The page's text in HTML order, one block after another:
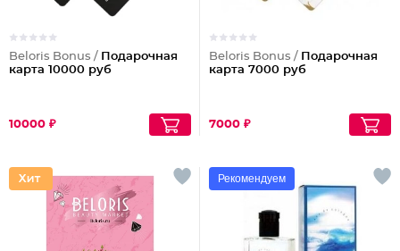
Beloris Bonus / Подарочная
карта 10000 руб
10000 ₽
Beloris Bonus / Подарочная
карта 7000 руб
7000 ₽
Рекомендуем